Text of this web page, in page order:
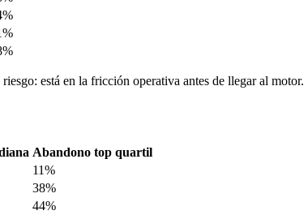
está en la fricción operativa antes de llegar al motor.
Abandono top quartil
11%
38%
44%